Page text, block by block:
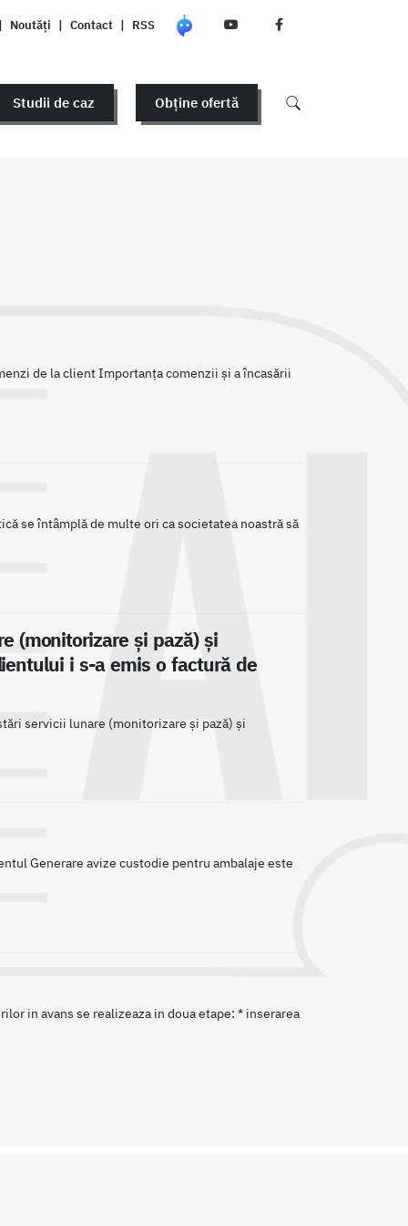
Noutăți | Contact | RSS
Studii de caz Obține ofertă
de la client Importanța comenzii și a încasării
se întâmplă de multe ori ca societatea noastră să
(monitorizare şi pază) şi
i s-a emis o factură de
servicii lunare (monitorizare și pază) și
Generare avize custodie pentru ambalaje este
in avans se realizeaza in doua etape: * inserarea